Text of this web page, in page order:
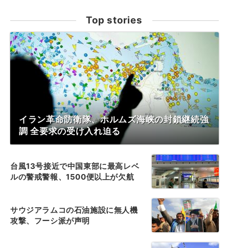
Top stories
イラン革命防衛隊、ホルムズ海峡の封鎖継続強
調 全要求の受け入れ迫る
台風13号接近で中国東部に最高レベ
ルの警戒警報、1500便以上が欠航
サウジアラムコの石油施設に無人機
攻撃、フーシ派が声明